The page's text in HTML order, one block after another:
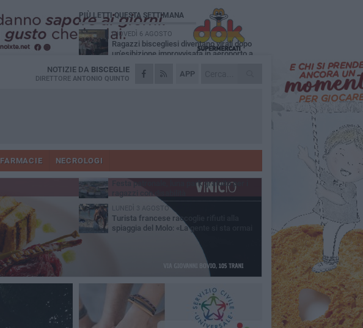
APP
NOTIZIE DA BISCEGLIE
DIRETTORE ANTONIO QUINTO
FARMACIE NECROLOGI
PIÙ LETTI QUESTA SETTIMANA
GIOVEDÌ 6 AGOSTO
Ragazzi biscegliesi diventano virali dopo
un'esibizione improvvisata in aeroporto a
MARTEDÌ 4 AGOSTO
Emergenza caldo, il Comune di Bisceglie
Due auto incendiate nella notte in via Dieta
MERCOLEDÌ 5 AGOSTO
Festa patronale, luna park gratuito per i
LUNEDÌ 3 AGOSTO
Turista francese raccoglie rifiuti alla
spiaggia del Molo: «La gente si sta ormai
abituando»